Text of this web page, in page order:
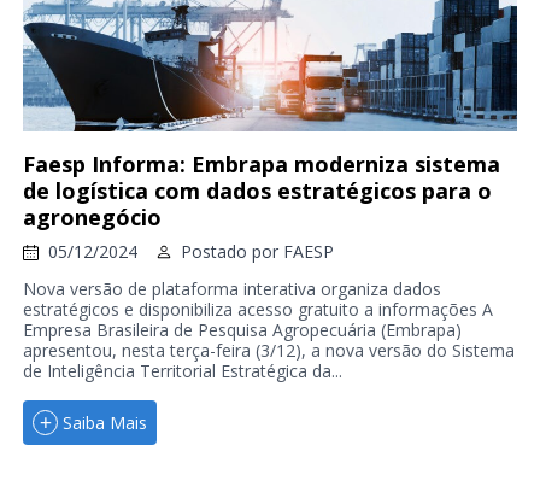
Faesp Informa: Embrapa moderniza sistema
de logística com dados estratégicos para o
agronegócio
05/12/2024 Postado por FAESP
Nova versão de plataforma interativa organiza dados
estratégicos e disponibiliza acesso gratuito a informações A
Empresa Brasileira de Pesquisa Agropecuária (Embrapa)
apresentou, nesta terça-feira (3/12), a nova versão do Sistema
de Inteligência Territorial Estratégica da...
Saiba Mais